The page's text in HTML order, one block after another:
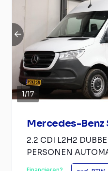
1/17
Mercedes-
2.2 CDI L2H2
PERSONEN